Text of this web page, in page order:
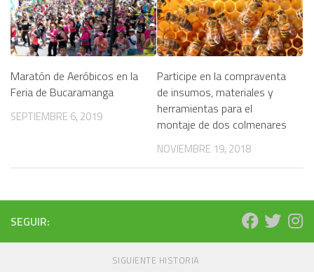
Maratón de Aeróbicos en la
Feria de Bucaramanga
SEPTIEMBRE 6, 2019
Participe en la compraventa
de insumos, materiales y
herramientas para el
montaje de dos colmenares
NOVIEMBRE 19, 2018
SEGUIR:
SIGUIENTE HISTORIA